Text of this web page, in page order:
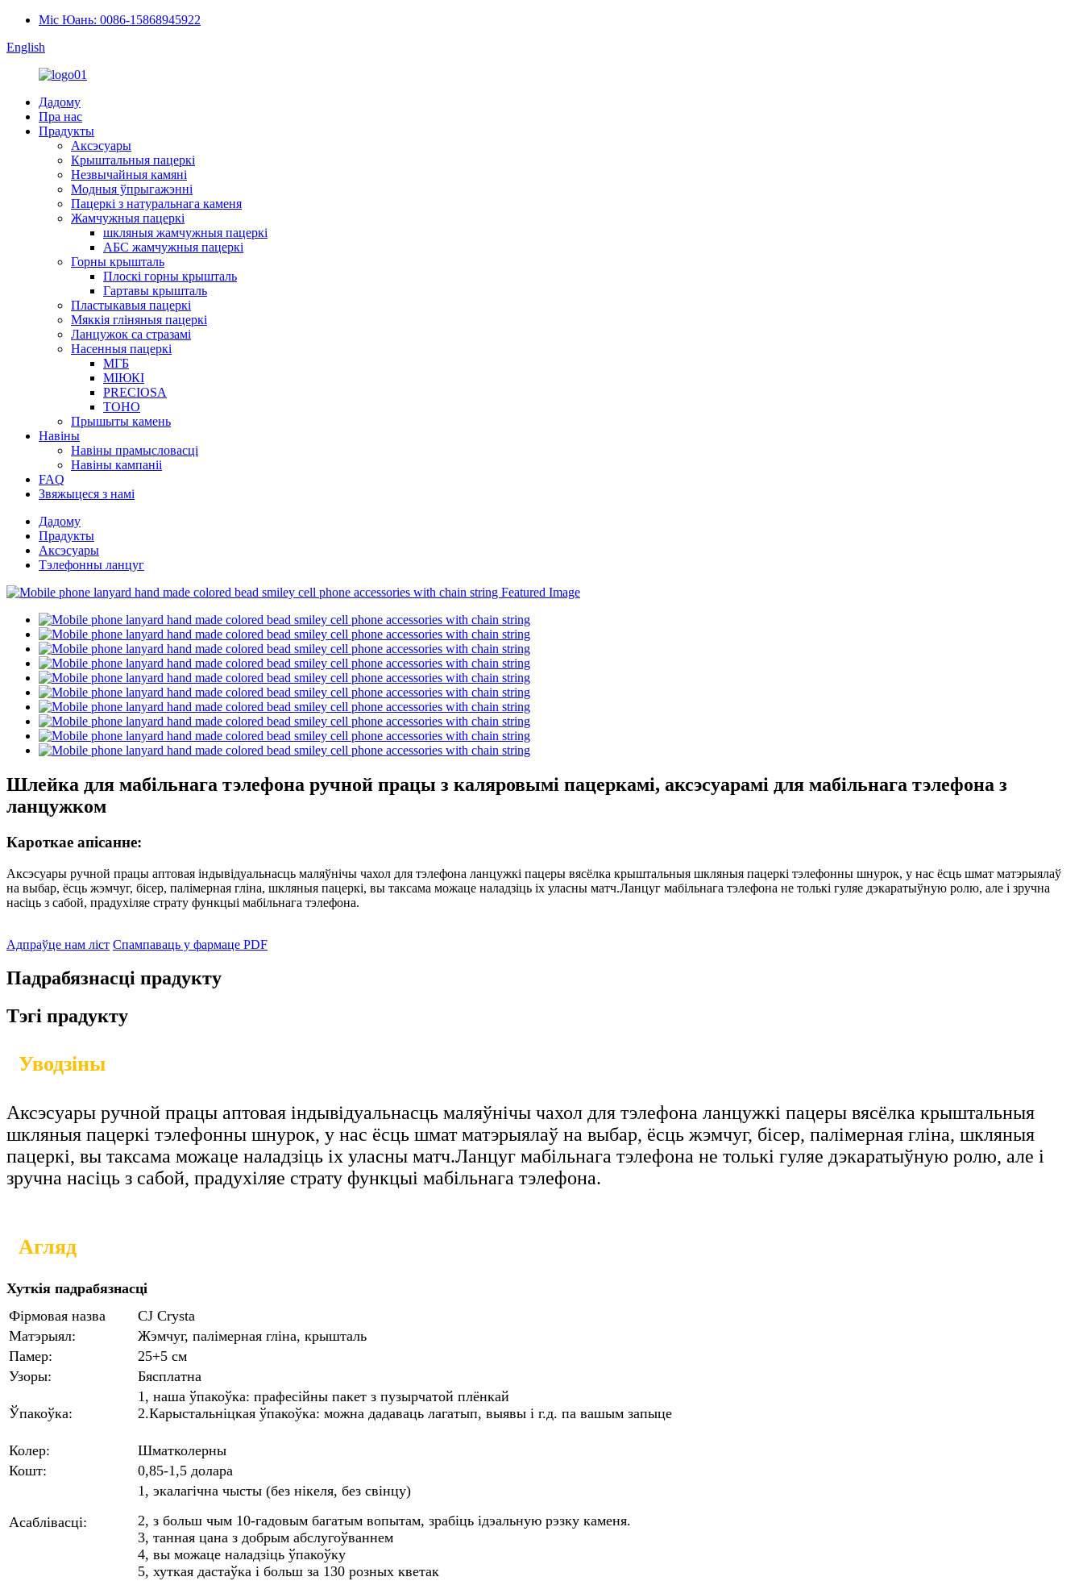
Міс Юань: 0086-15868945922
English
Дадому
Пра нас
Прадукты
Аксэсуары
Крыштальныя пацеркі
Незвычайныя камяні
Модныя ўпрыгажэнні
Пацеркі з натуральнага каменя
Жамчужныя пацеркі
шкляныя жамчужныя пацеркі
АБС жамчужныя пацеркі
Горны крышталь
Плоскі горны крышталь
Гартавы крышталь
Пластыкавыя пацеркі
Мяккія гліняныя пацеркі
Ланцужок са стразамі
Насенныя пацеркі
МГБ
МІЮКІ
PRECIOSA
TOHO
Прышыты камень
Навіны
Навіны прамысловасці
Навіны кампаніі
FAQ
Звяжыцеся з намі
Дадому
Прадукты
Аксэсуары
Тэлефонны ланцуг
Шлейка для мабільнага тэлефона ручной працы з каляровымі пацеркамі, аксэсуарамі для мабільнага тэлефона з
ланцужком
Кароткае апісанне:
Аксэсуары ручной працы аптовая індывідуальнасць маляўнічы чахол для тэлефона ланцужкі пацеры вясёлка крыштальныя шкляныя пацеркі тэлефонны шнурок, у нас ёсць шмат матэрыялаў
на выбар, ёсць жэмчуг, бісер, палімерная гліна, шкляныя пацеркі, вы таксама можаце наладзіць іх уласны матч.Ланцуг мабільнага тэлефона не толькі гуляе дэкаратыўную ролю, але і зручна
насіць з сабой, прадухіляе страту функцыі мабільнага тэлефона.
Адпраўце нам ліст Спампаваць у фармаце PDF
Падрабязнасці прадукту
Тэгі прадукту
Уводзіны
Аксэсуары ручной працы аптовая індывідуальнасць маляўнічы чахол для тэлефона ланцужкі пацеры вясёлка крыштальныя
шкляныя пацеркі тэлефонны шнурок, у нас ёсць шмат матэрыялаў на выбар, ёсць жэмчуг, бісер, палімерная гліна, шкляныя
пацеркі, вы таксама можаце наладзіць іх уласны матч.Ланцуг мабільнага тэлефона не толькі гуляе дэкаратыўную ролю, але і
зручна насіць з сабой, прадухіляе страту функцыі мабільнага тэлефона.
Агляд
Хуткія падрабязнасці
Фірмовая назва
CJ Crysta
Матэрыял:
Жэмчуг, палімерная гліна, крышталь
Памер:
25+5 см
Узоры:
Бясплатна
Ўпакоўка:
1, наша ўпакоўка: прафесійны пакет з пузырчатой ​​плёнкай
2.Карыстальніцкая ўпакоўка: можна дадаваць лагатып, выявы і г.д. па вашым запыце
Колер:
Шматколерны
Кошт:
0,85-1,5 долара
Асаблівасці:
1, экалагічна чысты (без нікеля, без свінцу)
2, з больш чым 10-гадовым багатым вопытам, зрабіць ідэальную рэзку каменя.
3, танная цана з добрым абслугоўваннем
4, вы можаце наладзіць ўпакоўку
5, хуткая дастаўка і больш за 130 розных кветак